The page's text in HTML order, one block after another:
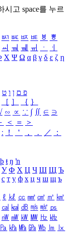
시고 space를 누르
ㅴ ㅵ ㅶ ㅷ ㅸ
ㅹ
ㆉ ㆊ ㆋ ㆌ ㆍ
ㆎ
Χ Ψ Ω α β γ δ ε ζ η
פ ם ן ו ט
［ ］ ｛ ｝
∽ ∝ ∵ ∫ ∬ ∈ ∋
＜ ＝
＞
ː ！ ＇ ， ． ／
：
þ ŧ ŋ ŉ
У Ф Х Ц Ч Ш Щ Ъ
с т у ф х ц ч ш щ ъ
ℓ ㎘ ㏄ ㎣ ㎤ ㎥ ㎦
㎈ ㎉ ㏈ ㎧ ㎨ ㎰
㎻ ㎽ ㎾ ㎿ ㎐ ㎑
㎩ ㎪ ㎫ ㎬ ㏝ ㏐
㏓